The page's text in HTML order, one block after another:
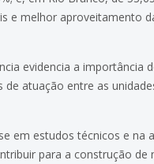
e melhor aproveitamento
evidencia a importância
de atuação entre as
em estudos técnicos e na
para a construção de